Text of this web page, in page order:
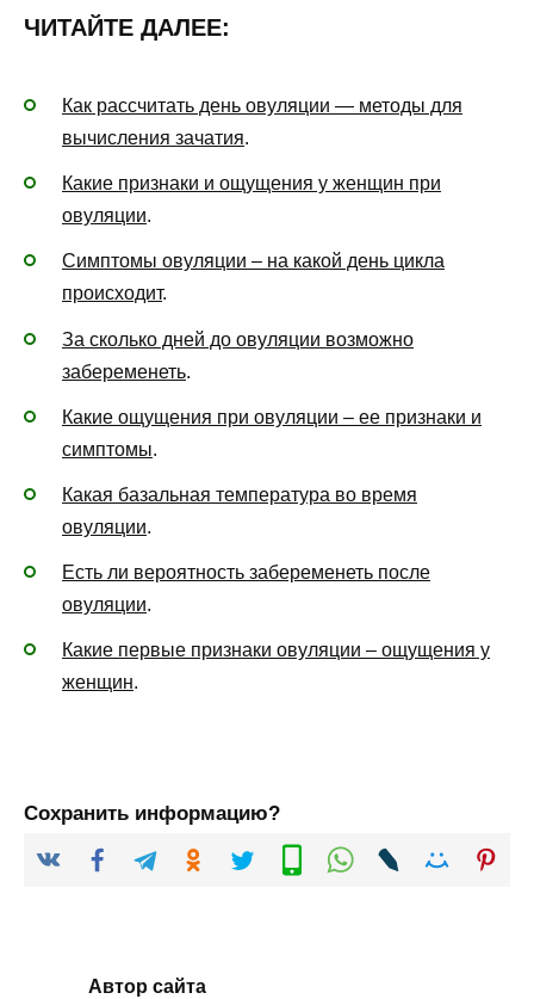
ЧИТАЙТЕ ДАЛЕЕ:
Как рассчитать день овуляции — методы для
вычисления зачатия.
Какие признаки и ощущения у женщин при
овуляции.
Симптомы овуляции – на какой день цикла
происходит.
За сколько дней до овуляции возможно
забеременеть.
Какие ощущения при овуляции – ее признаки и
симптомы.
Какая базальная температура во время
овуляции.
Есть ли вероятность забеременеть после
овуляции.
Какие первые признаки овуляции – ощущения у
женщин.
Сохранить информацию?
Автор сайта